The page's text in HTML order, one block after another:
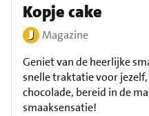
Kopje cake
Magazine
Geniet van de heerlijke
snelle traktatie voor
chocolade, bereid in de
smaaksensatie!